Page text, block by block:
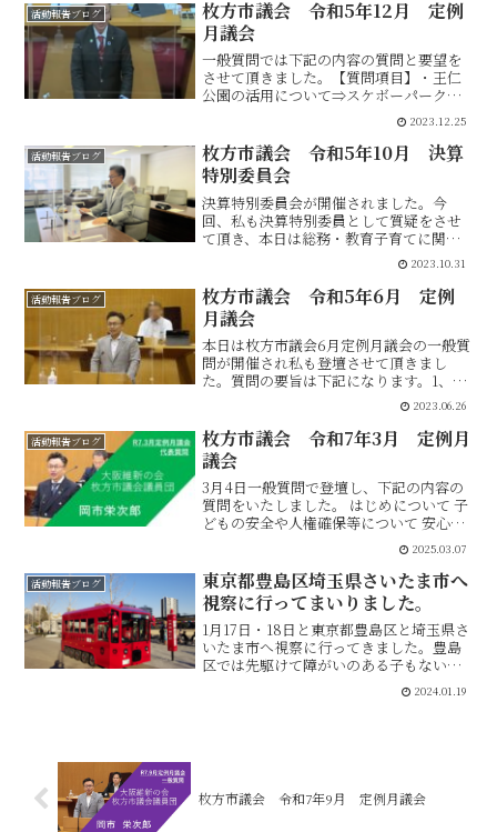
致についてぜひご覧ください。
活動報告ブログ
枚方市議会 令和5年12月 定例
月議会
一般質問では下記の内容の質問と要望を
させて頂きました。【質問項目】・王仁
公園の活用について⇒スケボーパーク令
和6年3月に完成・観るスポーツの推進に
ついて⇒FCティアモの練習場とスタジア
ム整備・経済的困難を抱える家庭への支
援について⇒バウチャ...
2023.12.25
活動報告ブログ
枚方市議会 令和5年10月 決算
特別委員会
決算特別委員会が開催されました。今
回、私も決算特別委員として質疑をさせ
て頂き、本日は総務・教育子育てに関わ
る分野で下記の内容を質疑しました。・
総論について・ネーミングライツについ
て・子ども大学探検隊について・商店街
等活性化促進事業について・...
2023.10.31
活動報告ブログ
枚方市議会 令和5年6月 定例
月議会
本日は枚方市議会6月定例月議会の一般質
問が開催され私も登壇させて頂きまし
た。質問の要旨は下記になります。1、ス
ケボーパークの設置について →今年度
に王仁公園へ作ります。2、摂南大学農学
部との連携による農業振興について →
枚方ブランドの創出と...
2023.06.26
活動報告ブログ
枚方市議会 令和7年3月 定例月
議会
3月4日一般質問で登壇し、下記の内容の
質問をいたしました。 はじめについて 子
どもの安全や人権確保等について 安心し
て出産し、楽しく子育てができるまちづ
くりについて 保育環境の充実に向けた取
組について 総合型放課後事業について 子
ども誰でも...
2025.03.07
活動報告ブログ
東京都豊島区埼玉県さいたま市へ
視察に行ってまいりました。
1月17日・18日と東京都豊島区と埼玉県さ
いたま市へ視察に行ってきました。豊島
区では先駆けて障がいのある子もない子
も一緒に遊べる「インクルーシブ公園」
をイケ・サンパークに設置しました。 ま
2024.01.19
枚方市議会 令和7年9月 定例月議会